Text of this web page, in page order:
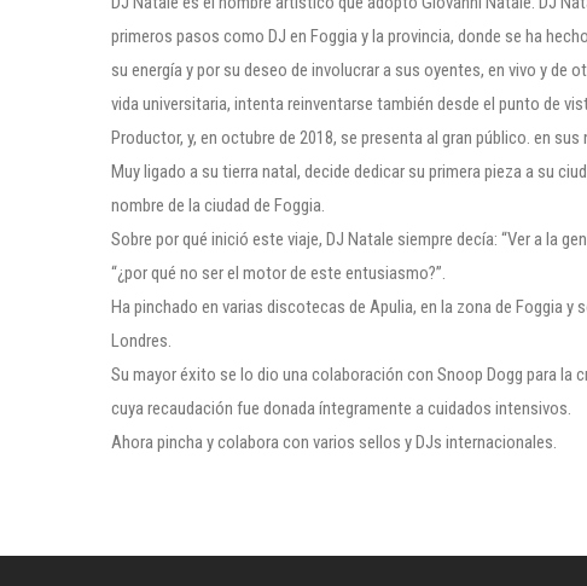
primeros pasos como DJ en Foggia y la provincia, donde se ha
su energía y por su deseo de involucrar a sus oyentes, en vivo y de
vida universitaria, intenta reinventarse también desde el punto de
Productor, y, en octubre de 2018, se presenta al gran público. en
Muy ligado a su tierra natal, decide dedicar su primera pieza a su
nombre de la ciudad de Foggia.
Sobre por qué inició este viaje, DJ Natale siempre decía: “Ver a la
“¿por qué no ser el motor de este entusiasmo?”.
Ha pinchado en varias discotecas de Apulia, en la zona de Foggia
Londres.
Su mayor éxito se lo dio una colaboración con Snoop Dogg para la
cuya recaudación fue donada íntegramente a cuidados intensivos.
Ahora pincha y colabora con varios sellos y DJs internacionales.